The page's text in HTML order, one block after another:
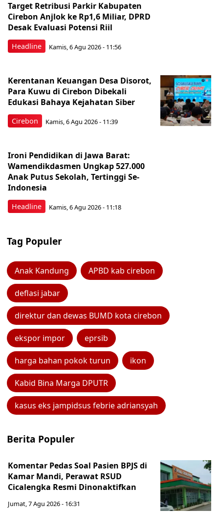
Headline
Target Retribusi Parkir Kabupaten
Cirebon Anjlok ke Rp1,6 Miliar, DPRD
Desak Evaluasi Potensi Riil
Kamis, 6 Agu 2026 - 11:56
Cirebon
Kerentanan Keuangan Desa Disorot,
Para Kuwu di Cirebon Dibekali
Edukasi Bahaya Kejahatan Siber
Kamis, 6 Agu 2026 - 11:39
Headline
Ironi Pendidikan di Jawa Barat:
Wamendikdasmen Ungkap 527.000
Anak Putus Sekolah, Tertinggi Se-
Indonesia
Kamis, 6 Agu 2026 - 11:18
Tag Populer
Anak Kandung APBD kab cirebon
deflasi jabar
direktur dan dewas BUMD kota cirebon
ekspor impor eprsib
harga bahan pokok turun ikon
Kabid Bina Marga DPUTR
kasus eks jampidsus febrie adriansyah
Berita Populer
Komentar Pedas Soal Pasien BPJS di
Kamar Mandi, Perawat RSUD
Cicalengka Resmi Dinonaktifkan
Jumat, 7 Agu 2026 - 16:31